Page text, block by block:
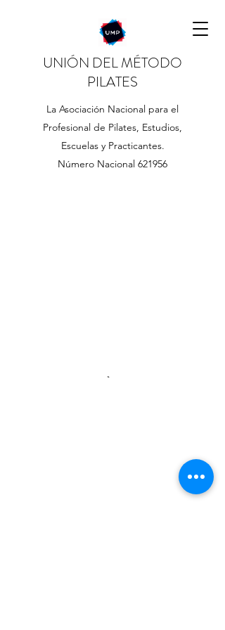
UNIÓN DEL MÉTODO
PILATES
La Asociación Nacional para el
Profesional de Pilates, Estudios,
Escuelas y Practicantes.
Número Nacional 621956